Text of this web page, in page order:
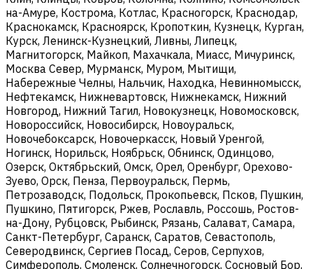
на-Амуре, Кострома, Котлас, Красногорск, Краснодар,
Краснокамск, Красноярск, Кропоткин, Кузнецк, Курган,
Курск, Ленинск-Кузнецкий, Ливны, Липецк,
Магнитогорск, Майкоп, Махачкала, Миасс, Мичуринск,
Москва Север, Мурманск, Муром, Мытищи,
Набережные Челны, Нальчик, Находка, Невинномысск,
Нефтекамск, Нижневартовск, Нижнекамск, Нижний
Новгород, Нижний Тагил, Новокузнецк, Новомосковск,
Новороссийск, Новосибирск, Новоуральск,
Новочебоксарск, Новочеркасск, Новый Уренгой,
Ногинск, Норильск, Ноябрьск, Обнинск, Одинцово,
Озерск, Октябрьский, Омск, Орел, Оренбург, Орехово-
Зуево, Орск, Пенза, Первоуральск, Пермь,
Петрозаводск, Подольск, Прокопьевск, Псков, Пушкин,
Пушкино, Пятигорск, Ржев, Рославль, Россошь, Ростов-
на-Дону, Рубцовск, Рыбинск, Рязань, Салават, Самара,
Санкт-Петербург, Саранск, Саратов, Севастополь,
Северодвинск, Сергиев Посад, Серов, Серпухов,
Симферополь, Смоленск, Солнечногорск, Сосновый Бор,